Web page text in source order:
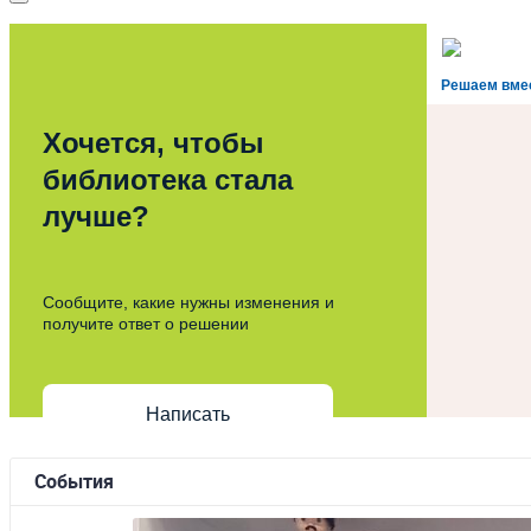
Решаем
Хочется, чтобы
библиотека стала
лучше?
Сообщите, какие нужны изменения и
получите ответ о решении
Написать